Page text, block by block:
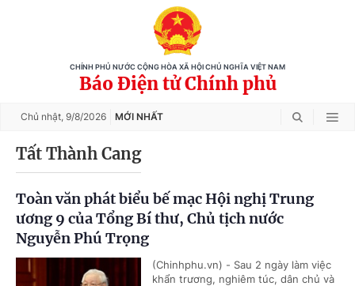
CHÍNH PHỦ NƯỚC CỘNG HÒA XÃ HỘI CHỦ NGHĨA VIỆT NAM
Báo Điện tử Chính phủ
Chủ nhật, 9/8/2026 MỚI NHẤT
Tất Thành Cang
Toàn văn phát biểu bế mạc Hội nghị Trung
ương 9 của Tổng Bí thư, Chủ tịch nước
Nguyễn Phú Trọng
(Chinhphu.vn) - Sau 2 ngày làm việc
khẩn trương, nghiêm túc, dân chủ và